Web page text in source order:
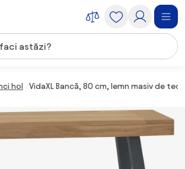
hol VidaXL Bancă, 80 cm, lemn masiv de tec